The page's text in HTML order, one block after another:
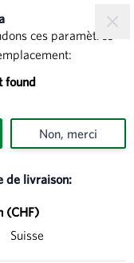
ces paramètres
found
Non, merci
de livraison:
(CHF)
Suisse
alpinum
alpinum
des fleurs
haut aux fleurs